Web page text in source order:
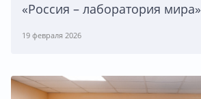
«Россия – лаборатория мира»
19 февраля 2026